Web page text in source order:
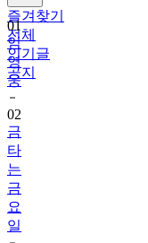
즐겨찾기
전체
인기글
공지
01
임
영
웅
02
금
타
는
금
요
일